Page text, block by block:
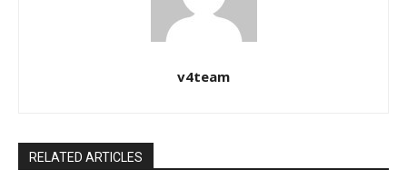
v4team
RELATED ARTICLES